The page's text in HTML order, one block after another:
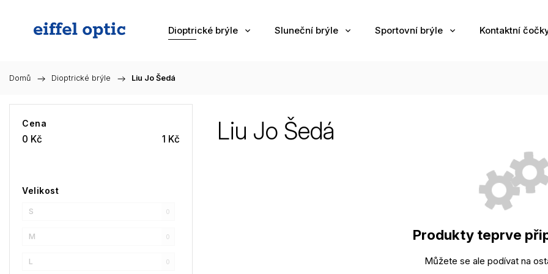
Dioptrické brýle Sluneční brýle Sportovní brýle Kontaktní
Domů / Dioptrické brýle / Liu Jo Šedá
Cena
0 Kč 1 Kč
Velikost
S 0
M 0
L 0
Liu Jo Šedá
Produkty teprve
Můžete se ale podívat na